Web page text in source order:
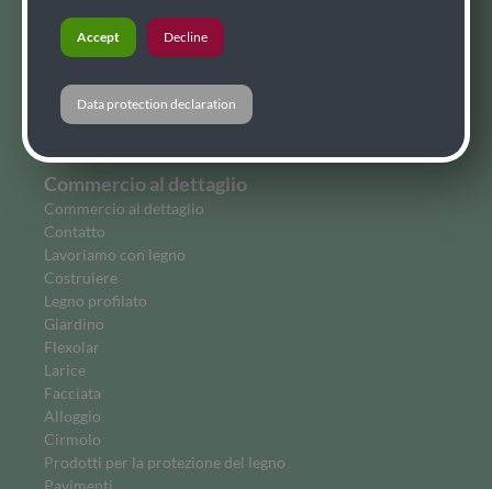
Compensato
Bio combustibili
Perline
Larice siberiano
Commercio al dettaglio
Commercio al dettaglio
Contatto
Lavoriamo con legno
Costruiere
Legno profilato
Giardino
Flexolar
Larice
Facciata
Alloggio
Cirmolo
Prodotti per la protezione del legno
Accept Decline
Data protection declaration